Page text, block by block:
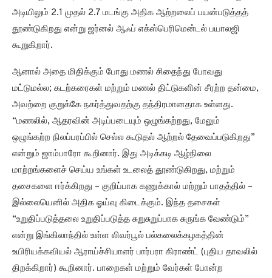
அடியிலும் 2.1 முதல் 2.7 மடங்கு அதிக ஆற்றலைப் பயன்படுத்தத்
தூண்டுகிறது என்று ஜர்னல் ஆஃப் எக்ஸ்பெரிமென்டல் பயாலஜி
கூறுகிறார்.
ஆனால் அதை மிதிக்கும் போது மணல் சிதைந்து போவது
மட்டுமல்ல; கடற்கரைகள் மற்றும் மணல் திட்டுகளின் சீரற்ற தன்மை,
அவற்றை குறுக்கே நகர்த்துவதற்கு தந்திரமானதாக உள்ளது.
“மணலில், ஆதரவின் அடிப்படையும் ஒழுங்கற்றது, மேலும்
ஒழுங்கற்ற நிலப்பரப்பில் செல்ல கூடுதல் ஆற்றல் தேவைப்படுகிறது”
என்றும் ஜாம்பாரோ கூறினார். இது அடிக்கடி ஆழ்நிலை
மாற்றங்களைச் செய்ய உங்கள் உடலைத் தூண்டுகிறது, மற்றும்
தசைகளை ஈர்க்கிறது – குறிப்பாக கணுக்கால் மற்றும் பாதத்தில் –
இல்லையெனில் அதிக ஓய்வு கிடைக்கும். இந்த தசைகள்
“உறுதிப்படுத்தலை உறுதிப்படுத்த சுறுசுறுப்பாக சுருங்க வேண்டும்”
என்று இங்கிலாந்தில் உள்ள லிவர்பூல் பல்கலைக்கழகத்தின்
உயிரியக்கவியல் ஆராய்ச்சியாளர் பார்பரா கிராண்ட் (புதிய தாவலில்
திறக்கிறார்) கூறினார். பாறைகள் மற்றும் வேர்கள் போன்ற